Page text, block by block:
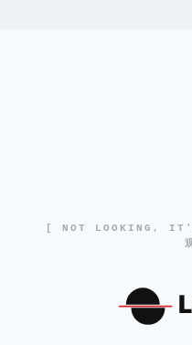
[ NOT LOOKING,